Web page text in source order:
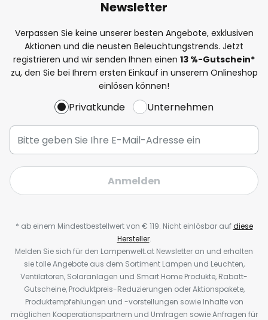
Newsletter
Verpassen Sie keine unserer besten Angebote, exklusiven
Aktionen und die neusten Beleuchtungstrends. Jetzt
registrieren und wir senden Ihnen einen 13 %-Gutschein*
zu, den Sie bei Ihrem ersten Einkauf in unserem Onlineshop
einlösen können!
Privatkunde Unternehmen
Anmelden
* ab einem Mindestbestellwert von € 119. Nicht einlösbar aufdiese
Hersteller.
Melden Sie sich für den Lampenwelt.at Newsletter an und erhalten
sie tolle Angebote aus dem Sortiment Lampen und Leuchten,
Ventilatoren, Solaranlagen und Smart Home Produkte, Rabatt-
Gutscheine, Produktpreis-Reduzierungen oder Aktionspakete,
Produktempfehlungen und -vorstellungen sowie Inhalte von
möglichen Kooperationspartnern und Umfragen sowie Anfragen für